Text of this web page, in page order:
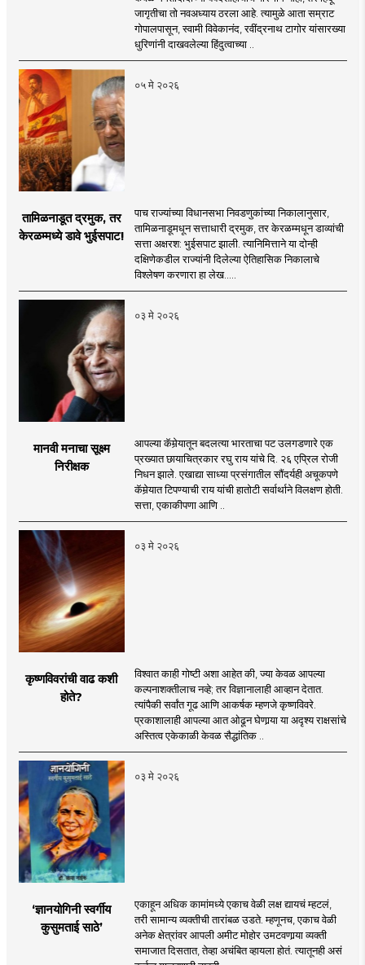
जागृतीचा तो नवअध्याय ठरला आहे. त्यामुळे आता सम्राट
गोपालपासून, स्वामी विवेकानंद, रवींद्रनाथ टागोर यांसारख्या
धुरिणांनी दाखवलेल्या हिंदुत्वाच्या ..
०५ मे २०२६
तामिळनाडूत द्रमुक, तर
केरळम्मध्ये डावे भुईसपाट!
पाच राज्यांच्या विधानसभा निवडणुकांच्या निकालानुसार,
तामिळनाडूमधून सत्ताधारी द्रमुक, तर केरळम्मधून डाव्यांची
सत्ता अक्षरश: भुईसपाट झाली. त्यानिमित्ताने या दोन्ही
दक्षिणेकडील राज्यांनी दिलेल्या ऐतिहासिक निकालाचे
विश्लेषण करणारा हा लेख.....
०३ मे २०२६
मानवी मनाचा सूक्ष्म
निरीक्षक
आपल्या कॅमेर्‍यातून बदलत्या भारताचा पट उलगडणारे एक
प्रख्यात छायाचित्रकार रघु राय यांचे दि. २६ एप्रिल रोजी
निधन झाले. एखाद्या साध्या प्रसंगातील सौंदर्यही अचूकपणे
कॅमेर्‍यात टिपण्याची राय यांची हातोटी सर्वार्थाने विलक्षण होती.
सत्ता, एकाकीपणा आणि ..
०३ मे २०२६
कृष्णविवरांची वाढ कशी
होते?
विश्वात काही गोष्टी अशा आहेत की, ज्या केवळ आपल्या
कल्पनाशक्तीलाच नव्हे; तर विज्ञानालाही आव्हान देतात.
त्यांपैकी सर्वांत गूढ आणि आकर्षक म्हणजे कृष्णविवरे.
प्रकाशालाही आपल्या आत ओढून घेणार्‍या या अदृश्य राक्षसांचे
अस्तित्व एकेकाळी केवळ सैद्धांतिक ..
०३ मे २०२६
‘ज्ञानयोगिनी स्वर्गीय
कुसुमताई साठे’
एकाहून अधिक कामांमध्ये एकाच वेळी लक्ष द्यायचं म्हटलं,
तरी सामान्य व्यक्तीची तारांबळ उडते. म्हणूनच, एकाच वेळी
अनेक क्षेत्रांवर आपली अमीट मोहोर उमटवणार्‍या व्यक्ती
समाजात दिसतात, तेव्हा अचंबित व्हायला होतं. त्यातूनही असं